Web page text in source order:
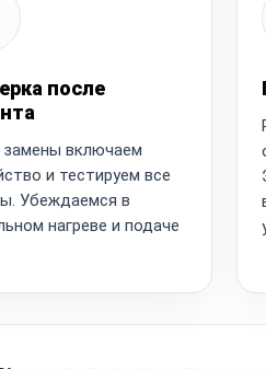
после
включаем
и тестируем все
Убеждаемся в
нагреве и подаче